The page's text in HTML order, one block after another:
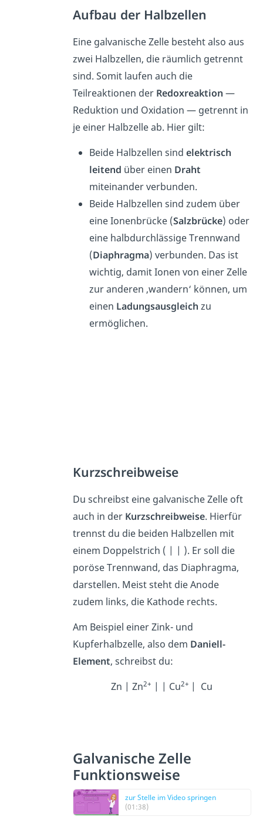
Aufbau der Halbzellen
Eine galvanische Zelle besteht also aus
zwei Halbzellen, die räumlich getrennt
sind. Somit laufen auch die
Teilreaktionen der Redoxreaktion —
Reduktion und Oxidation — getrennt in
je einer Halbzelle ab. Hier gilt:
Beide Halbzellen sind elektrisch
leitend über einen Draht
miteinander verbunden.
Beide Halbzellen sind zudem über
eine Ionenbrücke (Salzbrücke) oder
eine halbdurchlässige Trennwand
(Diaphragma) verbunden. Das ist
wichtig, damit Ionen von einer Zelle
zur anderen ‚wandern‘ können, um
einen Ladungsausgleich zu
ermöglichen.
Kurzschreibweise
Du schreibst eine galvanische Zelle oft
auch in der Kurzschreibweise. Hierfür
trennst du die beiden Halbzellen mit
einem Doppelstrich ( | | ). Er soll die
poröse Trennwand, das Diaphragma,
darstellen. Meist steht die Anode
zudem links, die Kathode rechts.
Am Beispiel einer Zink- und
Kupferhalbzelle, also dem Daniell-
Element, schreibst du:
Zn | Zn2+ | | Cu2+ | Cu
Galvanische Zelle
Funktionsweise
zur Stelle im Video springen
(01:38)